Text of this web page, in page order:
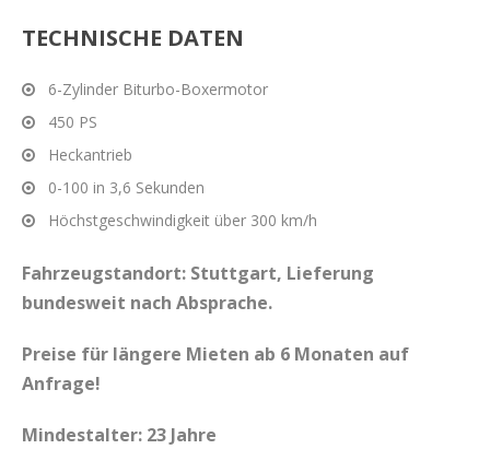
TECHNISCHE DATEN
6-Zylinder Biturbo-Boxermotor
450 PS
Heckantrieb
0-100 in 3,6 Sekunden
Höchstgeschwindigkeit über 300 km/h
Fahrzeugstandort: Stuttgart, Lieferung
bundesweit nach Absprache.
Preise für längere Mieten ab 6 Monaten auf
Anfrage!
Mindestalter: 23 Jahre